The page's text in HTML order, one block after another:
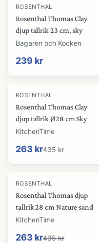
ROSENTHAL
Rosenthal Thomas Clay
djup tallrik 23 cm, sky
Bagaren och Kocken
239 kr
-40%
ROSENTHAL
Rosenthal Thomas Clay
djup tallrik Ø28 cm Sky
KitchenTime
263 kr435 kr
-40%
ROSENTHAL
Rosenthal Thomas djup
tallrik 28 cm Nature sand
KitchenTime
263 kr435 kr